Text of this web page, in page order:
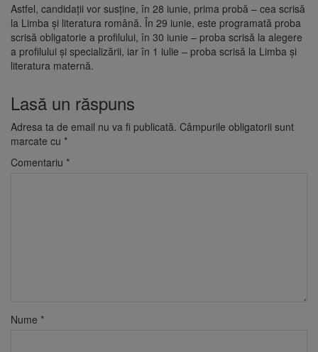
Astfel, candidaţii vor susţine, în 28 iunie, prima probă – cea scrisă
la Limba şi literatura română. În 29 iunie, este programată proba
scrisă obligatorie a profilului, în 30 iunie – proba scrisă la alegere
a profilului şi specializării, iar în 1 iulie – proba scrisă la Limba şi
literatura maternă.
Lasă un răspuns
Adresa ta de email nu va fi publicată. Câmpurile obligatorii sunt
marcate cu *
Comentariu *
Nume *